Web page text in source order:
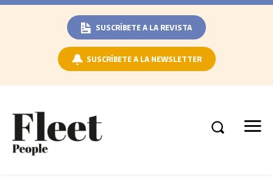
SUSCRÍBETE A LA REVISTA
SUSCRÍBETE A LA NEWSLETTER